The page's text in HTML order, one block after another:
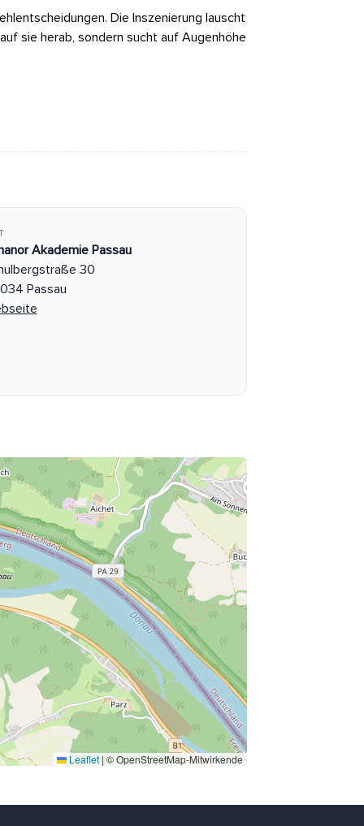
Die Inszenierung lauscht
sie herab, sondern sucht auf Augenhöhe
Akademie Passau
30
Passau
Leaflet | © OpenStreetMap-Mitwirkende